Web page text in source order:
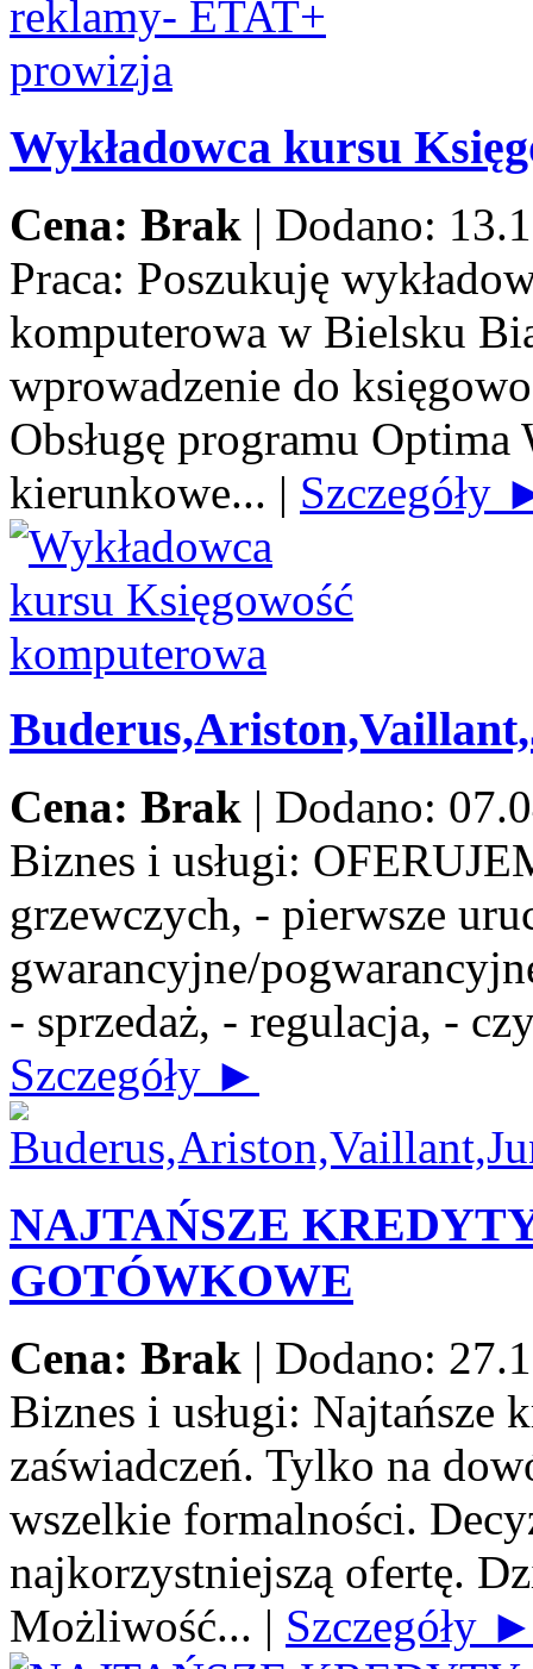
Wykładowca kursu
Cena: Brak | Dodano:
Praca: Poszukuję
komputerowa w Bielsku
wprowadzenie do
Obsługę programu Optima
kierunkowe... | Szczegóły
Cena: Brak | Dodano:
Biznes i usługi:
grzewczych, - pierwsze
gwarancyjne/
- sprzedaż, - regulacja, -
Szczegóły ►
NAJTAŃSZE
GOTÓWKOWE
Cena: Brak | Dodano:
Biznes i usługi: Najtańsze
zaświadczeń. Tylko na
wszelkie formalności.
najkorzystniejszą ofertę.
Możliwość... | Szczegóły